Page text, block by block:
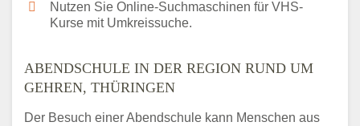
Nutzen Sie Online-Suchmaschinen für VHS-
Kurse mit Umkreissuche.
ABENDSCHULE IN DER REGION RUND UM
GEHREN, THÜRINGEN
Der Besuch einer Abendschule kann Menschen aus